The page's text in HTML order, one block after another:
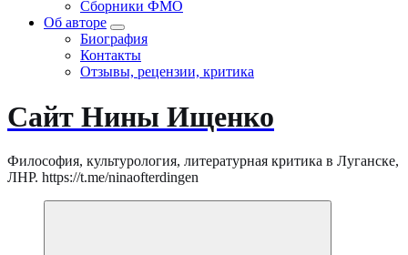
Сборники ФМО
Об авторе
Биография
Контакты
Отзывы, рецензии, критика
Сайт Нины Ищенко
Философия, культурология, литературная критика в Луганске,
ЛНР. https://t.me/ninaofterdingen